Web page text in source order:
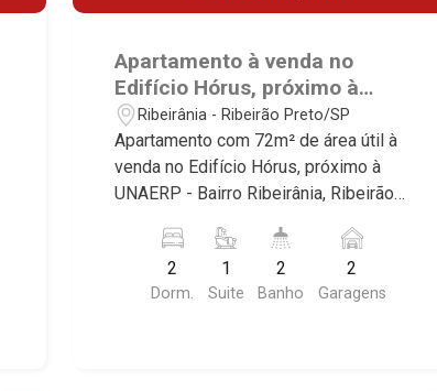
Apartamento à venda no
Edifício Hórus, próximo à
UNAERP - Ribeirão Preto/SP.
Ribeirânia - Ribeirão Preto/SP
Apartamento com 72m² de área útil à
venda no Edifício Hórus, próximo à
UNAERP - Bairro Ribeirânia, Ribeirão
deste imóvel que a Martinelli
Imobiliária selecionou para você: -
72m² de área útil - 2 dormitórios sendo
2
Dorm.
1
Suite
2
Banho
2
Garagens